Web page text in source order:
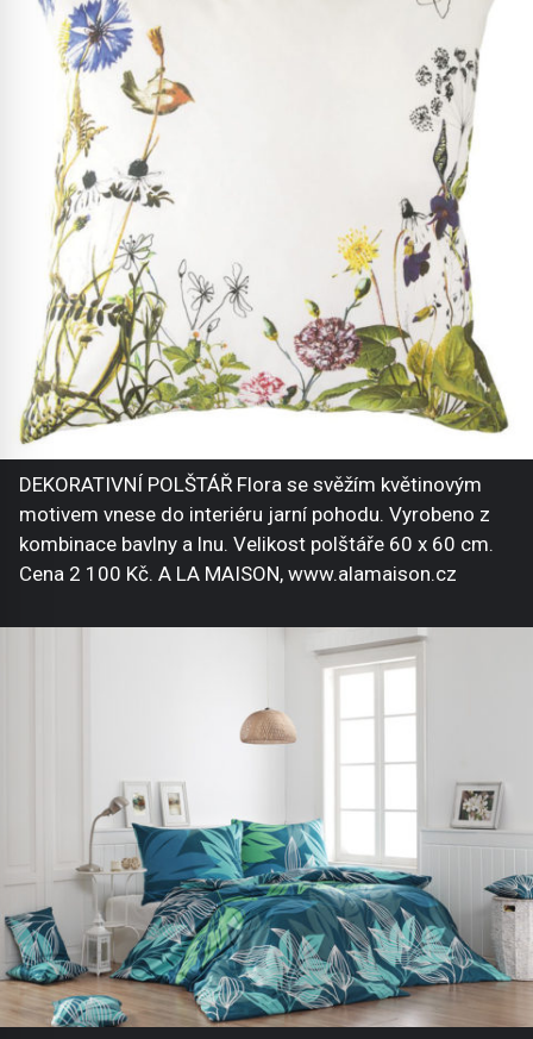
DEKORATIVNÍ POLŠTÁŘ Flora se svěžím květinovým
motivem vnese do interiéru jarní pohodu. Vyrobeno z
kombinace bavlny a lnu. Velikost polštáře 60 x 60 cm.
Cena 2 100 Kč. A LA MAISON, www.alamaison.cz